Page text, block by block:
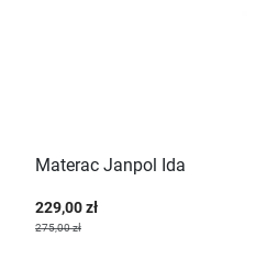
Materac Janpol Ida
229,00 zł
275,00 zł